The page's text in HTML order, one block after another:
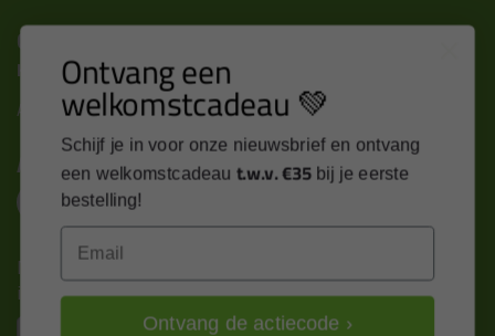
Contact
Kitcentrum B.V.
Alle contactgegevens >
Altijd op de hoogte blijven?
Nieuws, tips en exclusieve deals rechtstreeks in je
inbox
Ontvang een
welkomstcadeau 💚
Schijf je in voor onze nieuwsbrief en ontvang
een welkomstcadeau t.w.v. €35 bij je eerste
bestelling!
Ontvang de actiecode ›